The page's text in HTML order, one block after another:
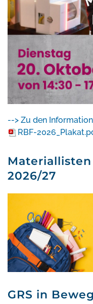
--> Zu den
RBF-
2026/27
GRS in